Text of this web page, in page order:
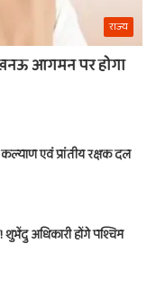
राज्य
आगमन पर होगा
एवं प्रांतीय रक्षक दल
अधिकारी होंगे पश्चिम